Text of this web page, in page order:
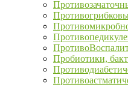
Пробиотики,